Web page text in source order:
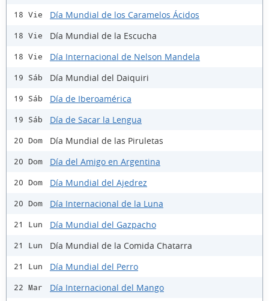
18 Vie Día Mundial de los Caramelos Ácidos
18 Vie Día Mundial de la Escucha
18 Vie Día Internacional de Nelson Mandela
19 Sáb Día Mundial del Daiquiri
19 Sáb Día de Iberoamérica
19 Sáb Día de Sacar la Lengua
20 Dom Día Mundial de las Piruletas
20 Dom Día del Amigo en Argentina
20 Dom Día Mundial del Ajedrez
20 Dom Día Internacional de la Luna
21 Lun Día Mundial del Gazpacho
21 Lun Día Mundial de la Comida Chatarra
21 Lun Día Mundial del Perro
22 Mar Día Internacional del Mango